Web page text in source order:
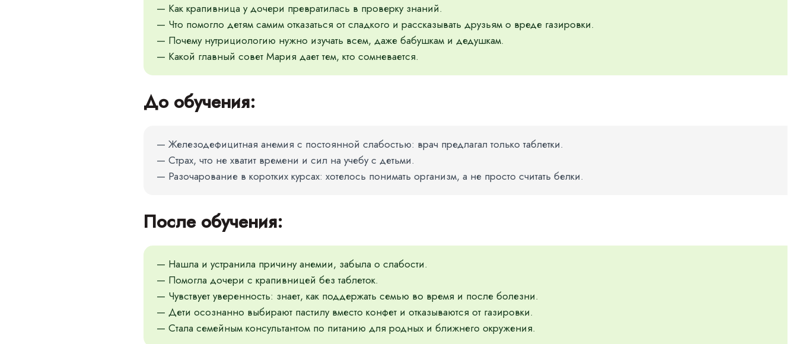
— Как крапивница у дочери превратилась в проверку знаний.
— Что помогло детям самим отказаться от сладкого и рассказывать друзьям о вреде газировки.
— Почему нутрициологию нужно изучать всем, даже бабушкам и дедушкам.
— Какой главный совет Мария дает тем, кто сомневается.
До обучения:
— Железодефицитная анемия с постоянной слабостью: врач предлагал только таблетки.
— Страх, что не хватит времени и сил на учебу с детьми.
— Разочарование в коротких курсах: хотелось понимать организм, а не просто считать белки.
После обучения:
— Нашла и устранила причину анемии, забыла о слабости.
— Помогла дочери с крапивницей без таблеток.
— Чувствует уверенность: знает, как поддержать семью во время и после болезни.
— Дети осознанно выбирают пастилу вместо конфет и отказываются от газировки.
— Стала семейным консультантом по питанию для родных и ближнего окружения.